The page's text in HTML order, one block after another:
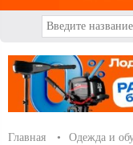
Главная Одежда и